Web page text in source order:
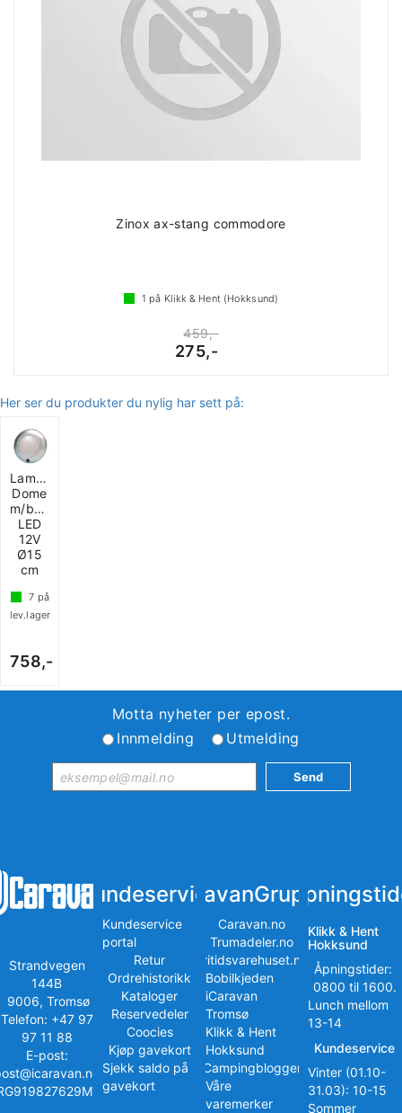
Zinox ax-stang commodore
1 på Klikk & Hent (Hokksund)
459,-
275,-
Her ser du produkter du nylig har sett på:
Lampe
Dome
m/bryter
LED
12V
Ø15
cm
7 på
lev.lager
758,-
Motta nyheter per epost.
Innmelding
Utmelding
Strandvegen
144B
9006, Tromsø
Telefon: +47 97
97 11 88
E-post:
Kundeservice
Kundeservice
portal
Retur
Ordrehistorikk
Kataloger
Reservedeler
Coocies
Kjøp gavekort
Sjekk saldo på
gavekort
iCaravanGruppen
Caravan.no
Trumadeler.no
Fritidsvarehuset.no
Bobilkjeden
iCaravan
Tromsø
Klikk & Hent
Hokksund
iCampingbloggen
Våre
varemerker
Klikk & Hent
Hokksund
Åpningstider:
0800 til 1600.
Lunch mellom
13-14
Kundeservice
Vinter (01.10-
31.03): 10-15
Sommer